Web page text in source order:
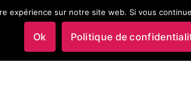
expérience sur notre site web. Si vous
Ok Politique de